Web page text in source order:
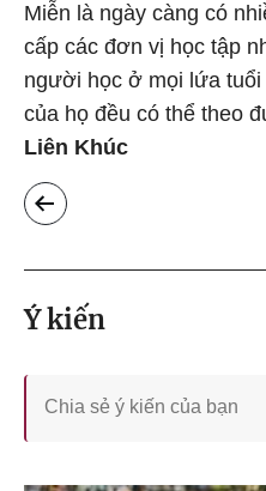
Miễn là ngày càng có
cấp các đơn vị học tập
người học ở mọi lứa
của họ đều có thể theo
Liên Khúc
Ý kiến